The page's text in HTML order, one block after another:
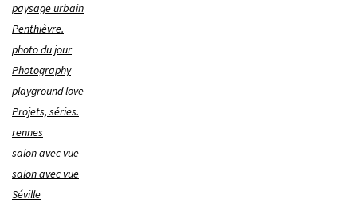
paysage urbain
Penthièvre.
photo du jour
Photography
playground love
Projets, séries.
rennes
salon avec vue
salon avec vue
Séville